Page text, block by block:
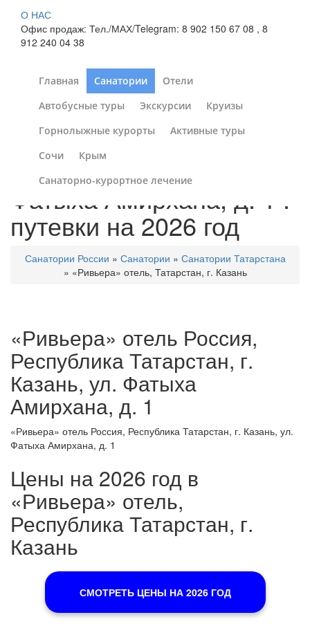
О НАС
Офис продаж: Тел./МАХ/Telegram: 8 902 150 67 08 , 8
912 240 04 38
Главная Санатории
Отели
Автобусные туры
Экскурсии
Круизы
Горнолыжные курорты
Активные туры
Сочи
Крым
Санаторно-курортное лечение
«Ривьера» отель
Россия, Республика
Татарстан, г. Казань, ул.
Фатыха Амирхана, д. 1 :
путевки на 2026 год
Санатории России » Санатории » Санатории Татарстана
» «Ривьера» отель, Татарстан, г. Казань
«Ривьера» отель Россия,
Республика Татарстан, г.
Казань, ул. Фатыха
Амирхана, д. 1
«Ривьера» отель Россия, Республика Татарстан, г. Казань, ул.
Фатыха Амирхана, д. 1
Цены на 2026 год в
«Ривьера» отель,
Республика Татарстан, г.
Казань
СМОТРЕТЬ ЦЕНЫ НА 2026 ГОД